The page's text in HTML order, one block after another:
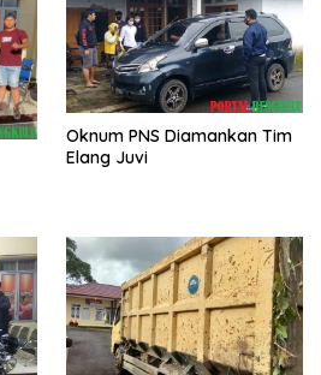
Oknum PNS Diamankan Tim
Elang Juvi